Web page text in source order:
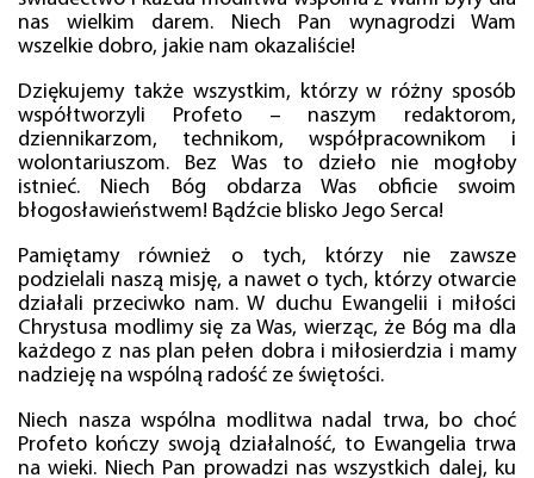
nas wielkim darem. Niech Pan wynagrodzi Wam
wszelkie dobro, jakie nam okazaliście!
Dziękujemy także wszystkim, którzy w różny sposób
współtworzyli Profeto – naszym redaktorom,
dziennikarzom, technikom, współpracownikom i
wolontariuszom. Bez Was to dzieło nie mogłoby
istnieć. Niech Bóg obdarza Was obficie swoim
błogosławieństwem! Bądźcie blisko Jego Serca!
Pamiętamy również o tych, którzy nie zawsze
podzielali naszą misję, a nawet o tych, którzy otwarcie
działali przeciwko nam. W duchu Ewangelii i miłości
Chrystusa modlimy się za Was, wierząc, że Bóg ma dla
każdego z nas plan pełen dobra i miłosierdzia i mamy
nadzieję na wspólną radość ze świętości.
Niech nasza wspólna modlitwa nadal trwa, bo choć
Profeto kończy swoją działalność, to Ewangelia trwa
na wieki. Niech Pan prowadzi nas wszystkich dalej, ku